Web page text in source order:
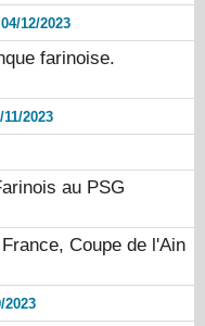
04/12/2023
farinoise.
11/2023
au PSG
Coupe de l'Ain
2023